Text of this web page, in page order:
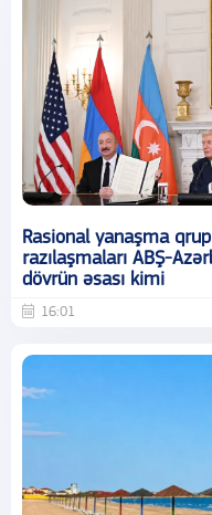
Rasional yanaşma
razılaşmaları ABŞ-
dövrün əsası kimi
16:01